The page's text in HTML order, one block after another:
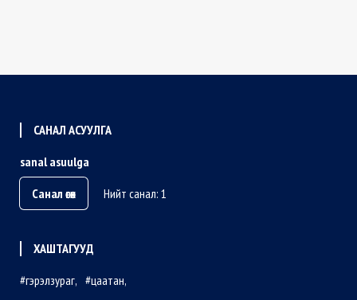
САНАЛ АСУУЛГА
sanal asuulga
Санал өгөх
Нийт санал: 1
ХАШТАГУУД
гэрэлзураг
цаатан